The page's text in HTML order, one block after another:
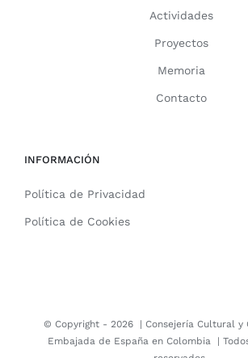
Actividades
Proyectos
Memoria
Contacto
INFORMACIÓN
Política de Privacidad
Política de Cookies
© Copyright - 2026 | Consejería Cultural
Embajada de España en Colombia |